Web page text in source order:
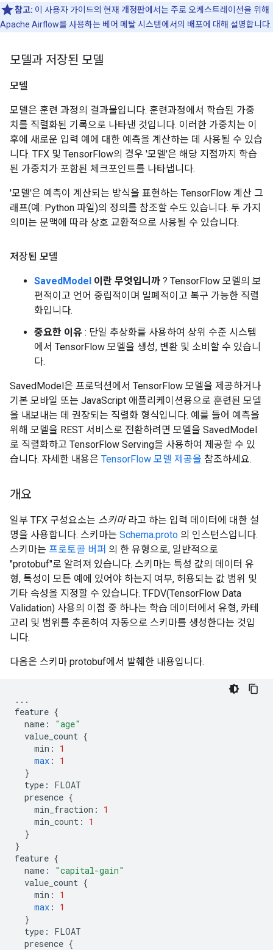
참고: 이 사용자 가이드의 현재 개정판에서는 주로 오케스트레이션을 위해
Apache Airflow를 사용하는 베어 메탈 시스템에서의 배포에 대해 설명합니다.
모델과 저장된 모델
모델
모델은 훈련 과정의 결과물입니다. 훈련과정에서 학습된 가중
치를 직렬화된 기록으로 나타낸 것입니다. 이러한 가중치는 이
후에 새로운 입력 예에 대한 예측을 계산하는 데 사용될 수 있습
니다. TFX 및 TensorFlow의 경우 '모델'은 해당 지점까지 학습
된 가중치가 포함된 체크포인트를 나타냅니다.
'모델'은 예측이 계산되는 방식을 표현하는 TensorFlow 계산 그
래프(예: Python 파일)의 정의를 참조할 수도 있습니다. 두 가지
의미는 문맥에 따라 상호 교환적으로 사용될 수 있습니다.
저장된 모델
SavedModel 이란 무엇입니까 ? TensorFlow 모델의 보
편적이고 언어 중립적이며 밀폐적이고 복구 가능한 직렬
화입니다.
중요한 이유 : 단일 추상화를 사용하여 상위 수준 시스템
에서 TensorFlow 모델을 생성, 변환 및 소비할 수 있습니
다.
SavedModel은 프로덕션에서 TensorFlow 모델을 제공하거나
기본 모바일 또는 JavaScript 애플리케이션용으로 훈련된 모델
을 내보내는 데 권장되는 직렬화 형식입니다. 예를 들어 예측을
위해 모델을 REST 서비스로 전환하려면 모델을 SavedModel
로 직렬화하고 TensorFlow Serving을 사용하여 제공할 수 있
습니다. 자세한 내용은 TensorFlow 모델 제공을 참조하세요.
개요
일부 TFX 구성요소는 스키마라고 하는 입력 데이터에 대한 설
명을 사용합니다. 스키마는 Schema.proto 의 인스턴스입니다.
스키마는 프로토콜 버퍼 의 한 유형으로, 일반적으로
"protobuf"로 알려져 있습니다. 스키마는 특성 값의 데이터 유
형, 특성이 모든 예에 있어야 하는지 여부, 허용되는 값 범위 및
기타 속성을 지정할 수 있습니다. TFDV(TensorFlow Data
Validation) 사용의 이점 중 하나는 학습 데이터에서 유형, 카테
고리 및 범위를 추론하여 자동으로 스키마를 생성한다는 것입
니다.
다음은 스키마 protobuf에서 발췌한 내용입니다.
...
feature {
name :
"age"
value_count {
min :
1
max :
1
}
type :
FLOAT
presence {
min_fraction :
1
min_count :
1
}
}
feature {
name :
"capital-gain"
value_count {
min :
1
max :
1
}
type :
FLOAT
presence {